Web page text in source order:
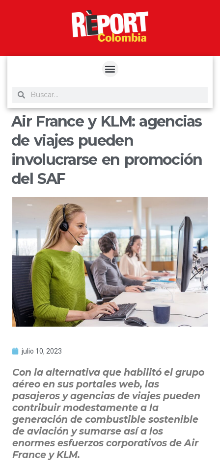
Air France y KLM: agencias
de viajes pueden
involucrarse en promoción
del SAF
julio 10, 2023
Con la alternativa que habilitó el grupo
aéreo en sus portales web, las
pasajeros y agencias de viajes pueden
contribuir modestamente a la
generación de combustible sostenible
de aviación y sumarse así a los
enormes esfuerzos corporativos de Air
France y KLM.